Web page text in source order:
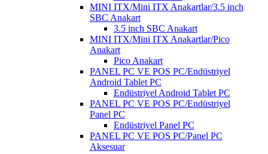
MINI ITX/Mini ITX Anakartlar/3.5 inch
SBC Anakart
3.5 inch SBC Anakart
MINI ITX/Mini ITX Anakartlar/Pico
Anakart
Pico Anakart
PANEL PC VE POS PC/Endüstriyel
Android Tablet PC
Endüstriyel Android Tablet PC
PANEL PC VE POS PC/Endüstriyel
Panel PC
Endüstriyel Panel PC
PANEL PC VE POS PC/Panel PC
Aksesuar